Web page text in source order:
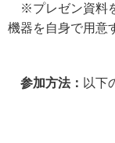
※プレゼン資料
機器を自身で用意
参加方法： 以下